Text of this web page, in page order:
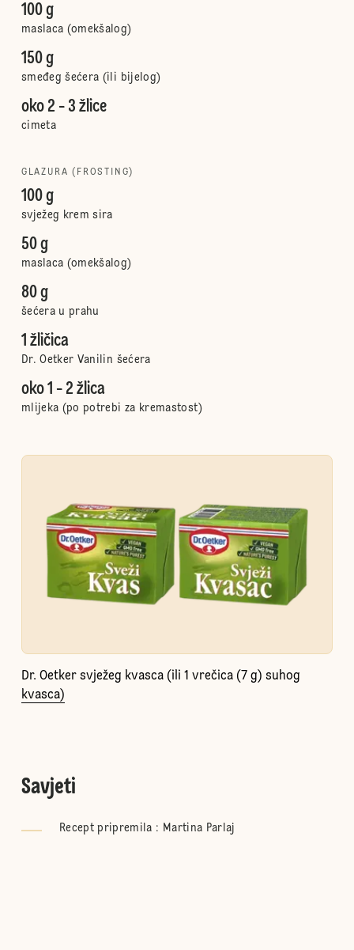
100 g
maslaca (omekšalog)
150 g
smeđeg šećera (ili bijelog)
oko 2 - 3 žlice
cimeta
GLAZURA (FROSTING)
100 g
svježeg krem sira
50 g
maslaca (omekšalog)
80 g
šećera u prahu
1 žličica
Dr. Oetker Vanilin šećera
oko 1 - 2 žlica
mlijeka (po potrebi za kremastost)
Dr. Oetker svježeg kvasca (ili 1 vrečica (7 g) suhog
kvasca)
Savjeti
Recept pripremila : Martina Parlaj